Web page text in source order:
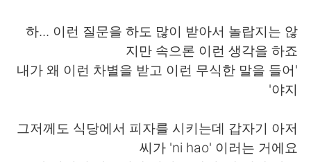
하... 이런 질문을 하도 많이 받아서 놀랍지는 않
지만 속으론 이런 생각을 하죠
'내가 왜 이런 차별을 받고 이런 무식한 말을 들어
야지'
그저께도 식당에서 피자를 시키는데 갑자기 아저
씨가 'ni hao' 이러는 거에요